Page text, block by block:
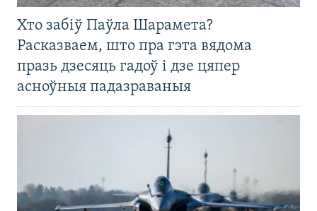
Хто забіў Паўла Шарамета?
Расказваем, што пра гэта вядома
празь дзесяць гадоў і дзе цяпер
асноўныя падазраваныя